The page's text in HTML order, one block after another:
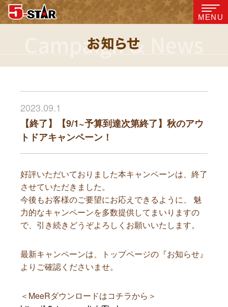
MENU
2023.09.1
【終了】【9/1~予算到達次第終了】秋のアウ
トドアキャンペーン！
好評いただいておりました本キャンペーンは、終了
させていただきました。
今後もお客様のご要望にお応えできるように、 魅
力的なキャンペーンを多数提供してまいりますの
で、引き続きどうぞよろしくお願いいたします。
最新キャンペーンは、トップページの『お知らせ』
よりご確認くださいませ。
＜MeeRダウンロードはコチラから＞